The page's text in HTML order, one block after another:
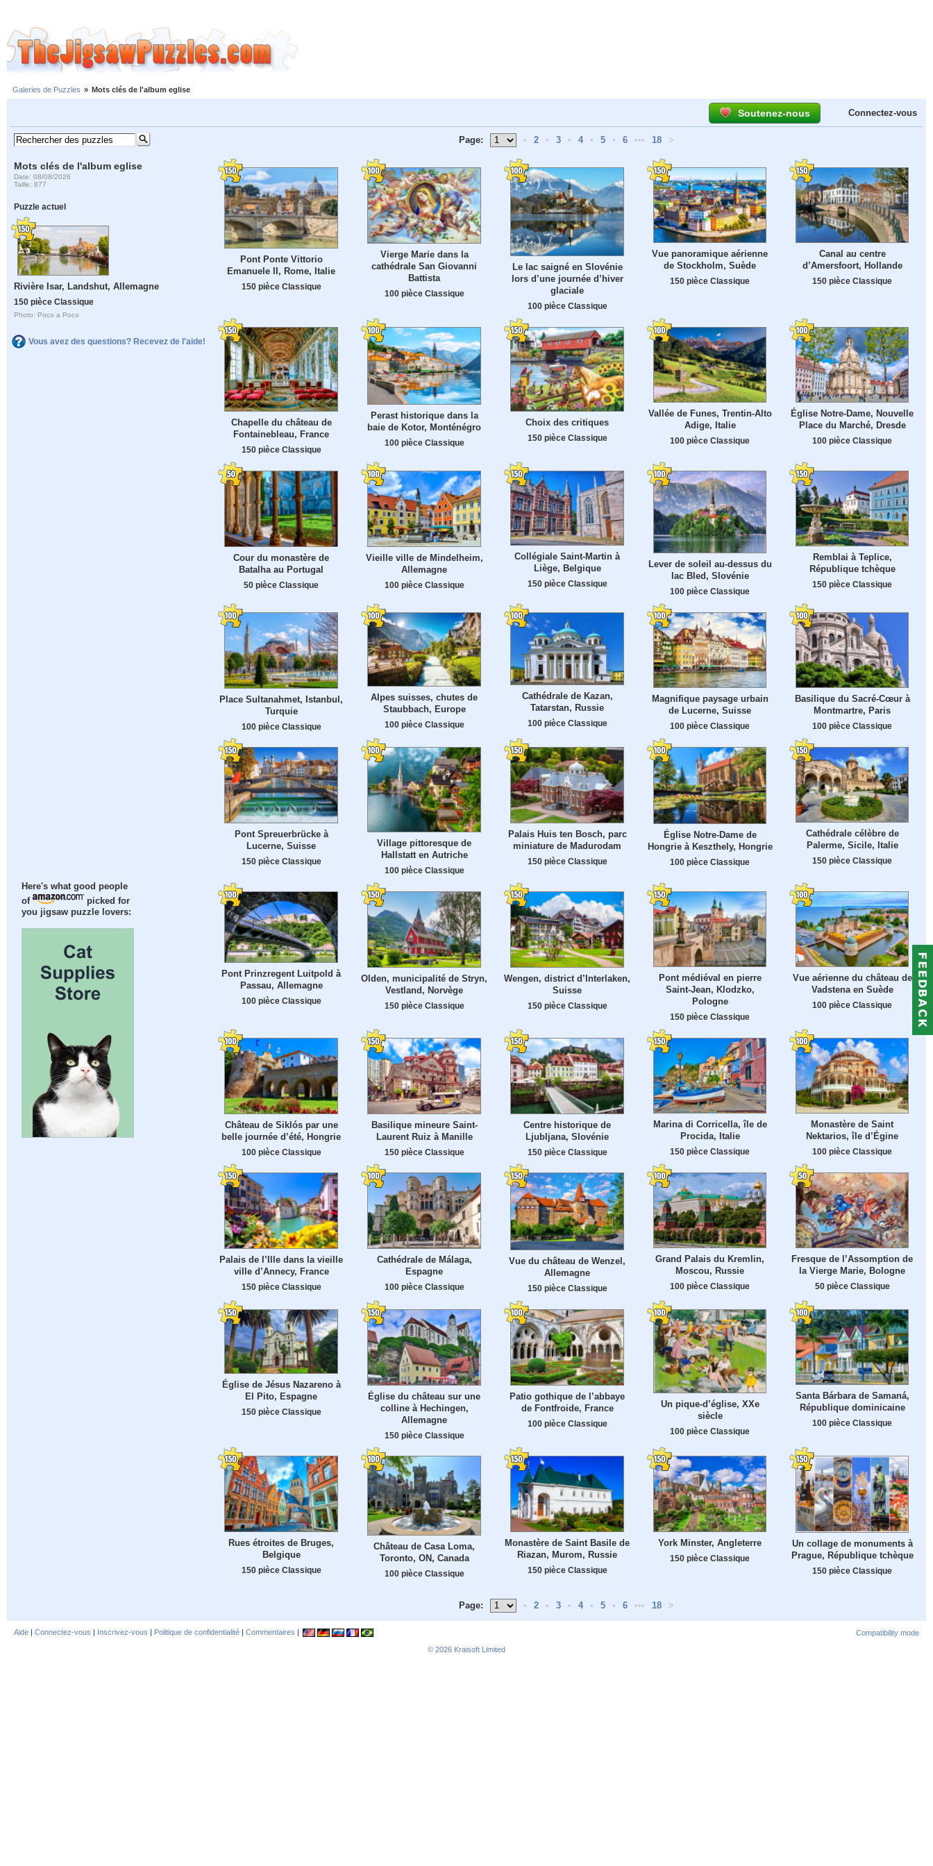
Galeries de Puzzles » Mots clés de l'album eglise
Soutenez-nous Connectez-vous
Mots clés de l'album eglise
Date: 08/08/2026
Taille: 877
Puzzle actuel
Rivière Isar, Landshut, Allemagne
150 pièce Classique
Photo: Poco a Poco
Vous avez des questions? Recevez de l'aide!
Here's what good people
of
picked for
you jigsaw puzzle lovers:
Page: • 2 • 3 • 4 • 5 • 6 ••• 18 >
Pont Ponte Vittorio
Emanuele II, Rome, Italie
150 pièce Classique
Vierge Marie dans la
cathédrale San Giovanni
Battista
100 pièce Classique
Le lac saigné en Slovénie
lors d’une journée d’hiver
glaciale
100 pièce Classique
Vue panoramique aérienne
de Stockholm, Suède
150 pièce Classique
Canal au centre
d’Amersfoort, Hollande
150 pièce Classique
Chapelle du château de
Fontainebleau, France
150 pièce Classique
Perast historique dans la
baie de Kotor, Monténégro
100 pièce Classique
Choix des critiques
150 pièce Classique
Vallée de Funes, Trentin-Alto
Adige, Italie
100 pièce Classique
Église Notre-Dame, Nouvelle
Place du Marché, Dresde
100 pièce Classique
Cour du monastère de
Batalha au Portugal
50 pièce Classique
Vieille ville de Mindelheim,
Allemagne
100 pièce Classique
Collégiale Saint-Martin à
Liège, Belgique
150 pièce Classique
Lever de soleil au-dessus du
lac Bled, Slovénie
100 pièce Classique
Remblai à Teplice,
République tchèque
150 pièce Classique
Place Sultanahmet, Istanbul,
Turquie
100 pièce Classique
Alpes suisses, chutes de
Staubbach, Europe
100 pièce Classique
Cathédrale de Kazan,
Tatarstan, Russie
100 pièce Classique
Magnifique paysage urbain
de Lucerne, Suisse
100 pièce Classique
Basilique du Sacré-Cœur à
Montmartre, Paris
100 pièce Classique
Pont Spreuerbrücke à
Lucerne, Suisse
150 pièce Classique
Village pittoresque de
Hallstatt en Autriche
100 pièce Classique
Palais Huis ten Bosch, parc
miniature de Madurodam
150 pièce Classique
Église Notre-Dame de
Hongrie à Keszthely, Hongrie
100 pièce Classique
Cathédrale célèbre de
Palerme, Sicile, Italie
150 pièce Classique
Pont Prinzregent Luitpold à
Passau, Allemagne
100 pièce Classique
Olden, municipalité de Stryn,
Vestland, Norvège
150 pièce Classique
Wengen, district d’Interlaken,
Suisse
150 pièce Classique
Pont médiéval en pierre
Saint-Jean, Klodzko,
Pologne
150 pièce Classique
Vue aérienne du château de
Vadstena en Suède
100 pièce Classique
Château de Siklós par une
belle journée d’été, Hongrie
100 pièce Classique
Basilique mineure Saint-
Laurent Ruiz à Manille
150 pièce Classique
Centre historique de
Ljubljana, Slovénie
150 pièce Classique
Marina di Corricella, île de
Procida, Italie
150 pièce Classique
Monastère de Saint
Nektarios, île d’Égine
100 pièce Classique
Palais de l’Ille dans la vieille
ville d’Annecy, France
150 pièce Classique
Cathédrale de Málaga,
Espagne
100 pièce Classique
Vue du château de Wenzel,
Allemagne
150 pièce Classique
Grand Palais du Kremlin,
Moscou, Russie
100 pièce Classique
Fresque de l’Assomption de
la Vierge Marie, Bologne
50 pièce Classique
Église de Jésus Nazareno à
El Pito, Espagne
150 pièce Classique
Église du château sur une
colline à Hechingen,
Allemagne
150 pièce Classique
Patio gothique de l’abbaye
de Fontfroide, France
100 pièce Classique
Un pique-d’église, XXe
siècle
100 pièce Classique
Santa Bárbara de Samaná,
République dominicaine
100 pièce Classique
Rues étroites de Bruges,
Belgique
150 pièce Classique
Château de Casa Loma,
Toronto, ON, Canada
100 pièce Classique
Monastère de Saint Basile de
Riazan, Murom, Russie
150 pièce Classique
York Minster, Angleterre
150 pièce Classique
Un collage de monuments à
Prague, République tchèque
150 pièce Classique
Page: • 2 • 3 • 4 • 5 • 6 ••• 18 >
Aide | Connectez-vous | Inscrivez-vous | Politique de confidentialité | Commentaires |
Compatibility mode
© 2026 Kraisoft Limited